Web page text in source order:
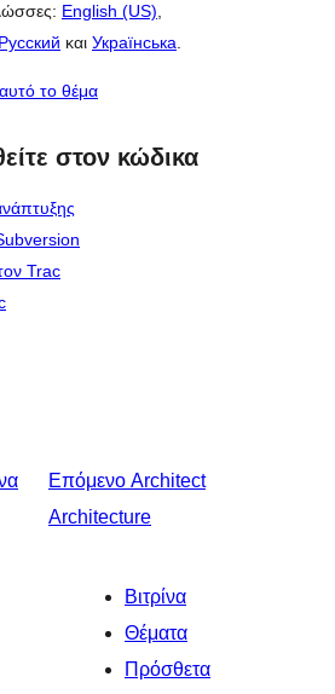
English (US),
Русский και Українська.
το θέμα
στον κώδικα
Trac
Επόμενο Architect
Architecture
Βιτρίνα
Θέματα
Πρόσθετα